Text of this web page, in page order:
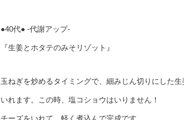
●40代● -代謝アップ-
『生姜とホタテのみそリゾット』
玉ねぎを炒めるタイミングで、細みじん切りにした
いれます。この時、塩コショウはいりません！
チーズをいれて、軽く煮込んで完成です。